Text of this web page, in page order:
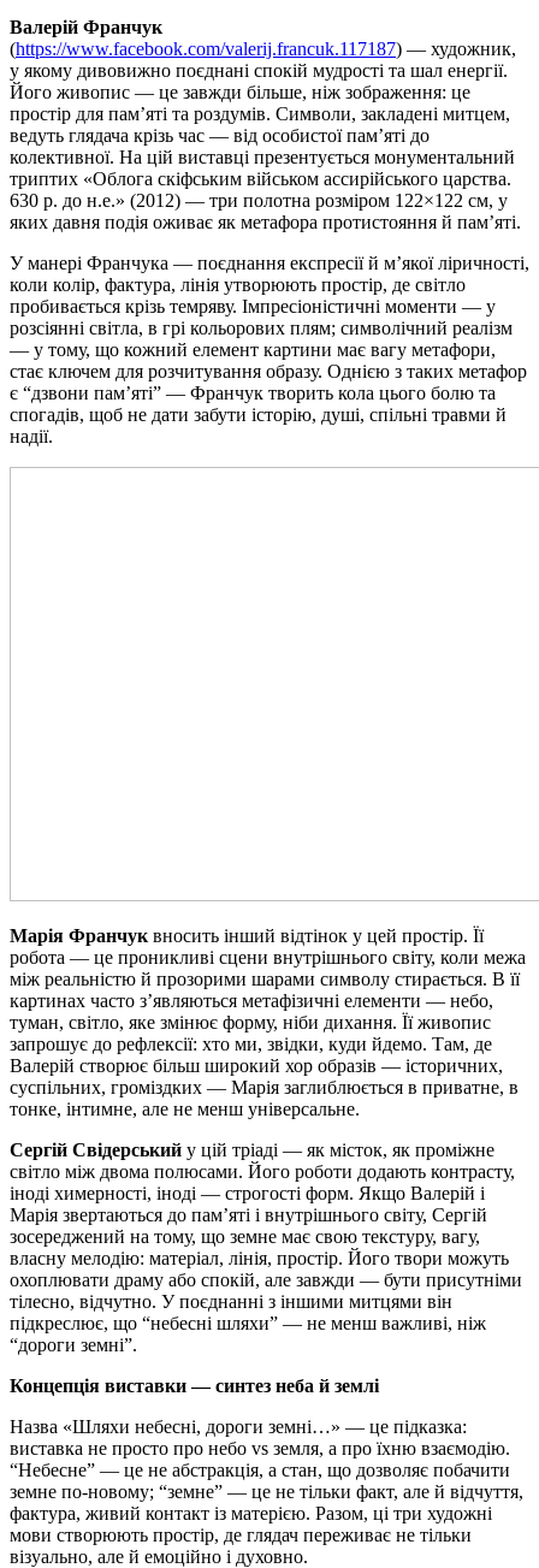
Валерій Франчук
(https://www.facebook.com/valerij.francuk.117187) — художник,
у якому дивовижно поєднані спокій мудрості та шал енергії.
Його живопис — це завжди більше, ніж зображення: це
простір для пам’яті та роздумів. Символи, закладені митцем,
ведуть глядача крізь час — від особистої пам’яті до
колективної. На цій виставці презентується монументальний
триптих «Облога скіфським військом ассирійського царства.
630 р. до н.е.» (2012) — три полотна розміром 122×122 см, у
яких давня подія оживає як метафора протистояння й пам’яті.
У манері Франчука — поєднання експресії й м’якої ліричності,
коли колір, фактура, лінія утворюють простір, де світло
пробивається крізь темряву. Імпресіоністичні моменти — у
розсіянні світла, в грі кольорових плям; символічний реалізм
— у тому, що кожний елемент картини має вагу метафори,
стає ключем для розчитування образу. Однією з таких метафор
є “дзвони пам’яті” — Франчук творить кола цього болю та
спогадів, щоб не дати забути історію, душі, спільні травми й
надії.
Марія Франчук вносить інший відтінок у цей простір. Її
робота — це проникливі сцени внутрішнього світу, коли межа
між реальністю й прозорими шарами символу стирається. В її
картинах часто з’являються метафізичні елементи — небо,
туман, світло, яке змінює форму, ніби дихання. Її живопис
запрошує до рефлексії: хто ми, звідки, куди йдемо. Там, де
Валерій створює більш широкий хор образів — історичних,
суспільних, громіздких — Марія заглиблюється в приватне, в
тонке, інтимне, але не менш універсальне.
Сергій Свідерський у цій тріаді — як місток, як проміжне
світло між двома полюсами. Його роботи додають контрасту,
іноді химерності, іноді — строгості форм. Якщо Валерій і
Марія звертаються до пам’яті і внутрішнього світу, Сергій
зосереджений на тому, що земне має свою текстуру, вагу,
власну мелодію: матеріал, лінія, простір. Його твори можуть
охоплювати драму або спокій, але завжди — бути присутніми
тілесно, відчутно. У поєднанні з іншими митцями він
підкреслює, що “небесні шляхи” — не менш важливі, ніж
“дороги земні”.
Концепція виставки — синтез неба й землі
Назва «Шляхи небесні, дороги земні…» — це підказка:
виставка не просто про небо vs земля, а про їхню взаємодію.
“Небесне” — це не абстракція, а стан, що дозволяє побачити
земне по-новому; “земне” — це не тільки факт, але й відчуття,
фактура, живий контакт із матерією. Разом, ці три художні
мови створюють простір, де глядач переживає не тільки
візуально, але й емоційно і духовно.